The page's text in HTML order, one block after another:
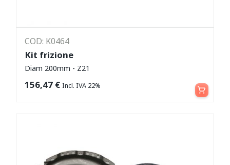
COD: K0464
Kit frizione
Diam 200mm - Z21
156,47 € Incl. IVA 22% Leggi tutto